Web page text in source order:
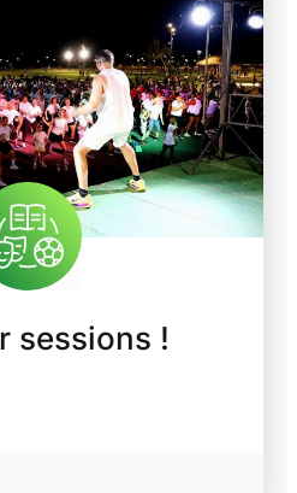
sessions !